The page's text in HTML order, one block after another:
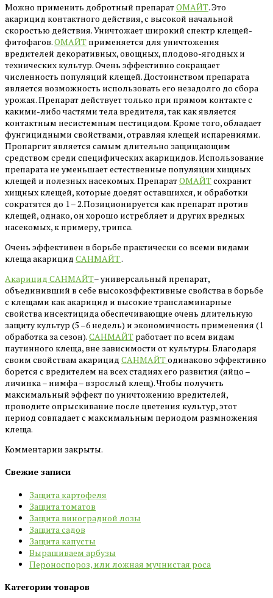
Можно применить добротный препаратОМАЙТ. Это
акарицид контактного действия, с высокой начальной
скоростью действия. Уничтожает широкий спектр клещей-
фитофагов.ОМАЙТ применяется для уничтожения
вредителей декоративных, овощных, плодово-ягодных и
технических культур. Очень эффективно сокращает
численность популяций клещей. Достоинством препарата
является возможность использовать его незадолго до сбора
урожая. Препарат действует только при прямом контакте с
какими-либо частями тела вредителя, так как является
контактным несистемным пестицидом. Кроме того, обладает
фунгицидными свойствами, отравляя клещей испарениями.
Пропаргит является самым длительно защищающим
средством среди специфических акарицидов. Использование
препарата не уменьшает естественные популяции хищных
клещей и полезных насекомых. ПрепаратОМАЙТсохранит
хищных клещей, которые доедят оставшихся, и обработки
сократятся до 1 – 2.Позиционируется как препарат против
клещей, однако, он хорошо истребляет и других вредных
насекомых, к примеру, трипса.
Очень эффективен в борьбе практически со всеми видами
клеща акарицид САНМАЙТ.
Акарицид САНМАЙТ– универсальный препарат,
объединивший в себе высокоэффективные свойства в борьбе
с клещами как акарицид и высокие трансламинарные
свойства инсектицида обеспечивающие очень длительную
защиту культур (5 –6 недель) и экономичность применения (1
обработка за сезон).САНМАЙТ работает по всем видам
паутинного клеща, вне зависимости от культуры. Благодаря
своим свойствам акарицид САНМАЙТодинаково эффективно
борется с вредителем на всех стадиях его развития (яйцо –
личинка – нимфа – взрослый клещ). Чтобы получить
максимальный эффект по уничтожению вредителей,
проводите опрыскивание после цветения культур, этот
период совпадает с максимальным периодом размножения
клеща.
Комментарии закрыты.
Свежие записи
Защита картофеля
Защита томатов
Защита виноградной лозы
Защита садов
Защита капусты
Выращиваем арбузы
Пероноспороз, или ложная мучнистая роса
Категории товаров